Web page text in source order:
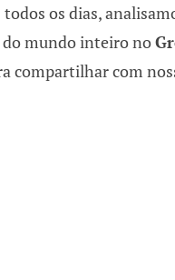
os dias,
do mundo inteiro no
compartilhar com